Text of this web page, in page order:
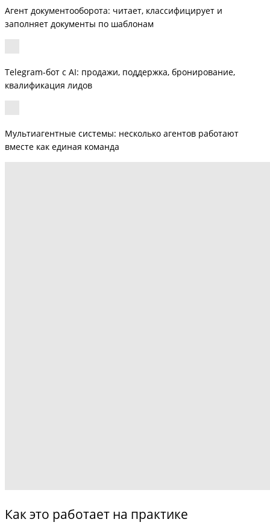
Агент документооборота: читает, классифицирует и
заполняет документы по шаблонам
Telegram-бот с AI: продажи, поддержка, бронирование,
квалификация лидов
Мультиагентные системы: несколько агентов работают
вместе как единая команда
Как это работает на практике